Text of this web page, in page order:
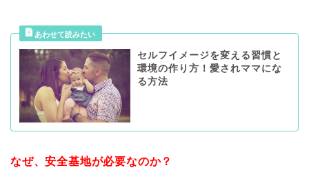
セルフイメージを変える習慣と
環境の作り方！愛されママにな
る方法
なぜ、安全基地が必要なのか？